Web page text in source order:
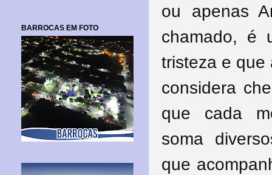
ou apenas
chamado, é
tristeza e que
considera
que cada
soma
que
BARROCAS EM FOTO